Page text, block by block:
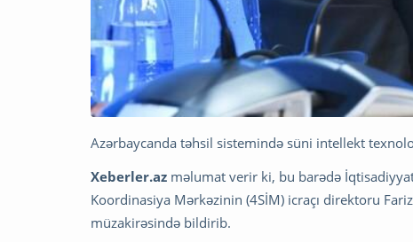
Azərbaycanda təhsil sistemində süni intellekt
Xeberler.az məlumat verir ki, bu barədə
Koordinasiya Mərkəzinin (4SİM) icraçı direktoru
müzakirəsində bildirib.